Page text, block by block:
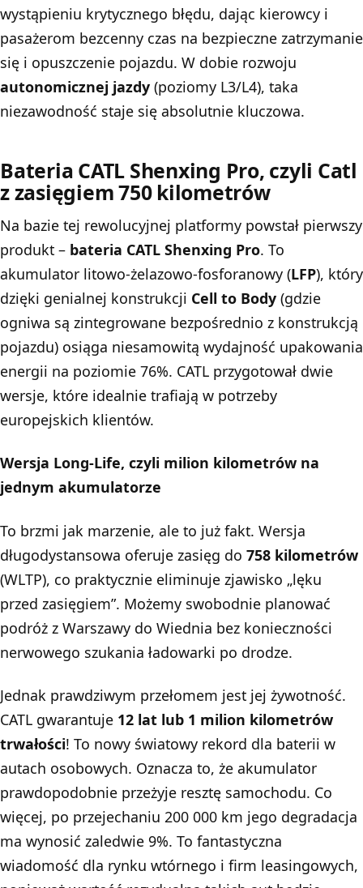
wystąpieniu krytycznego błędu, dając kierowcy i
pasażerom bezcenny czas na bezpieczne zatrzymanie
się i opuszczenie pojazdu. W dobie rozwoju
autonomicznej jazdy (poziomy L3/L4), taka
niezawodność staje się absolutnie kluczowa.
Bateria CATL Shenxing Pro, czyli Catl
z zasięgiem 750 kilometrów
Na bazie tej rewolucyjnej platformy powstał pierwszy
produkt – bateria CATL Shenxing Pro. To
akumulator litowo-żelazowo-fosforanowy (LFP), który
dzięki genialnej konstrukcji Cell to Body (gdzie
ogniwa są zintegrowane bezpośrednio z konstrukcją
pojazdu) osiąga niesamowitą wydajność upakowania
energii na poziomie 76%. CATL przygotował dwie
wersje, które idealnie trafiają w potrzeby
europejskich klientów.
Wersja Long-Life, czyli milion kilometrów na
jednym akumulatorze
To brzmi jak marzenie, ale to już fakt. Wersja
długodystansowa oferuje zasięg do 758 kilometrów
(WLTP), co praktycznie eliminuje zjawisko „lęku
przed zasięgiem”. Możemy swobodnie planować
podróż z Warszawy do Wiednia bez konieczności
nerwowego szukania ładowarki po drodze.
Jednak prawdziwym przełomem jest jej żywotność.
CATL gwarantuje 12 lat lub 1 milion kilometrów
trwałości! To nowy światowy rekord dla baterii w
autach osobowych. Oznacza to, że akumulator
prawdopodobnie przeżyje resztę samochodu. Co
więcej, po przejechaniu 200 000 km jego degradacja
ma wynosić zaledwie 9%. To fantastyczna
wiadomość dla rynku wtórnego i firm leasingowych,